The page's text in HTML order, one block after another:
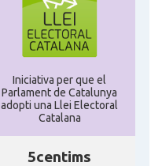
Iniciativa per que el
Parlament de Catalunya
adopti una Llei Electoral
Catalana
5centims